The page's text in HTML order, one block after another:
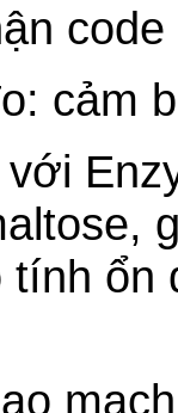
code
cảm
tính ổn